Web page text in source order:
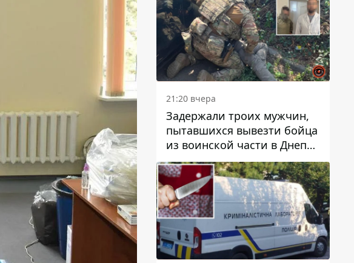
21:20 вчера
Задержали троих мужчин,
пытавшихся вывезти бойца
из воинской части в Днепр
за 7 тысяч долларов: среди
них был врач